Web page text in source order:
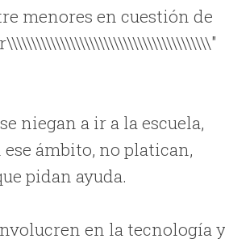
menores en cuestión de
niegan a ir a la escuela,
ámbito, no platican,
pidan ayuda.
en la tecnología y